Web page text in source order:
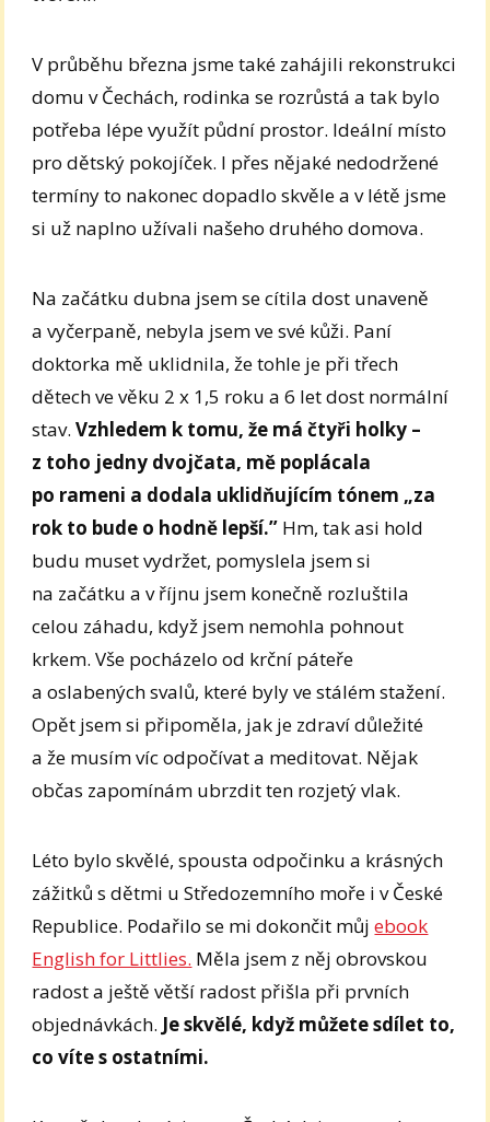
V průběhu března jsme také zahájili rekonstrukci
domu v Čechách, rodinka se rozrůstá a tak bylo
potřeba lépe využít půdní prostor. Ideální místo
pro dětský pokojíček. I přes nějaké nedodržené
termíny to nakonec dopadlo skvěle a v létě jsme
si už naplno užívali našeho druhého domova.
Na začátku dubna jsem se cítila dost unaveně
a vyčerpaně, nebyla jsem ve své kůži. Paní
doktorka mě uklidnila, že tohle je při třech
dětech ve věku 2 x 1,5 roku a 6 let dost normální
stav.Vzhledem k tomu, že má čtyři holky –
z toho jedny dvojčata, mě poplácala
po rameni a dodala uklidňujícím tónem „za
rok to bude o hodně lepší.” Hm, tak asi hold
budu muset vydržet, pomyslela jsem si
na začátku a v říjnu jsem konečně rozluštila
celou záhadu, když jsem nemohla pohnout
krkem. Vše pocházelo od krční páteře
a oslabených svalů, které byly ve stálém stažení.
Opět jsem si připoměla, jak je zdraví důležité
a že musím víc odpočívat a meditovat. Nějak
občas zapomínám ubrzdit ten rozjetý vlak.
Léto bylo skvělé, spousta odpočinku a krásných
zážitků s dětmi u Středozemního moře i v České
Republice. Podařilo se mi dokončit můjebook
English for Littlies. Měla jsem z něj obrovskou
radost a ještě větší radost přišla při prvních
objednávkách. Je skvělé, když můžete sdílet to,
co víte s ostatními.